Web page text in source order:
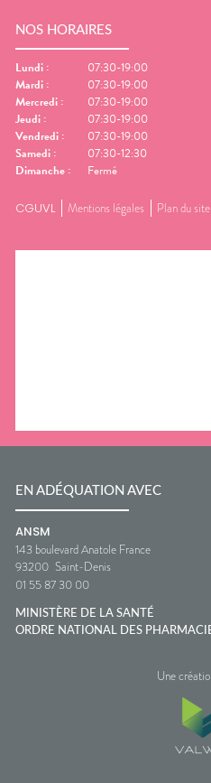
NOS HORAIRES
Lundi :
07:30-19:00
Mardi :
07:30-19:00
Mercredi :
07:30-19:00
Jeudi :
07:30-19:00
Vendredi :
07:30-19:00
Samedi :
07:30-12:30
Dimanche : Fermé
CGUVL Mentions légales Plan du site
EN ADÉQUATION AVEC
ANSM
143 boulevard Anatole France
93200 Saint-Denis
01 55 87 30 00
MINISTÈRE DE LA SANTÉ
ORDRE NATIONAL DES
Une